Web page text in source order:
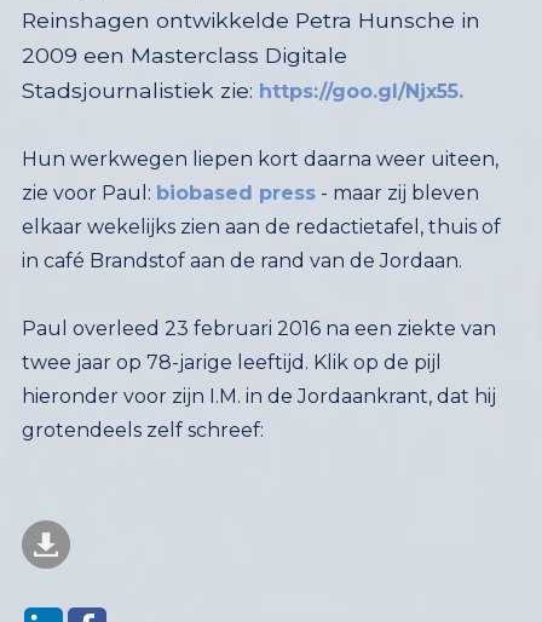
Reinshagen ontwikkelde Petra Hunsche in
2009 een Masterclass Digitale
Stadsjournalistiek zie: https://goo.gl/Njx55.
Hun werkwegen liepen kort daarna weer uiteen,
zie voor Paul: biobased press- maar zij bleven
elkaar wekelijks zien aan de redactietafel, thuis of
in café Brandstof aan de rand van de Jordaan.
Paul overleed 23 februari 2016 na een ziekte van
twee jaar op 78-jarige leeftijd. Klik op de pijl
hieronder voor zijn I.M. in de Jordaankrant, dat hij
grotendeels zelf schreef: